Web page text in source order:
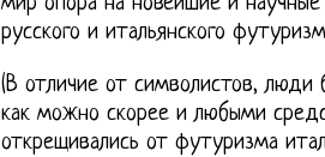
русского и итальянского
(В отличие от символистов, люди
как можно скорее и любыми
открещивались от футуризма